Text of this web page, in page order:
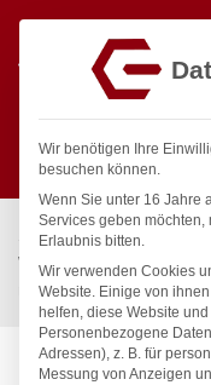
Start /
Wassertechnik
meditop VE-Wasser
Wir benötigen Ihre
besuchen können.
Wenn Sie unter 16 Jahre
Services geben
Erlaubnis bitten.
Wir verwenden Cookies
Website. Einige von
helfen, diese Website
Personenbezogene
Adressen), z. B. für
Messung von Anzeigen